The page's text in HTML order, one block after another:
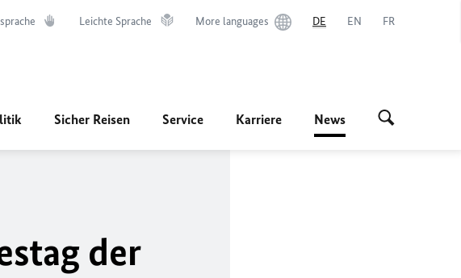
Leichte Sprache More languages DE EN FR
Sicher Reisen Service Karriere News
der